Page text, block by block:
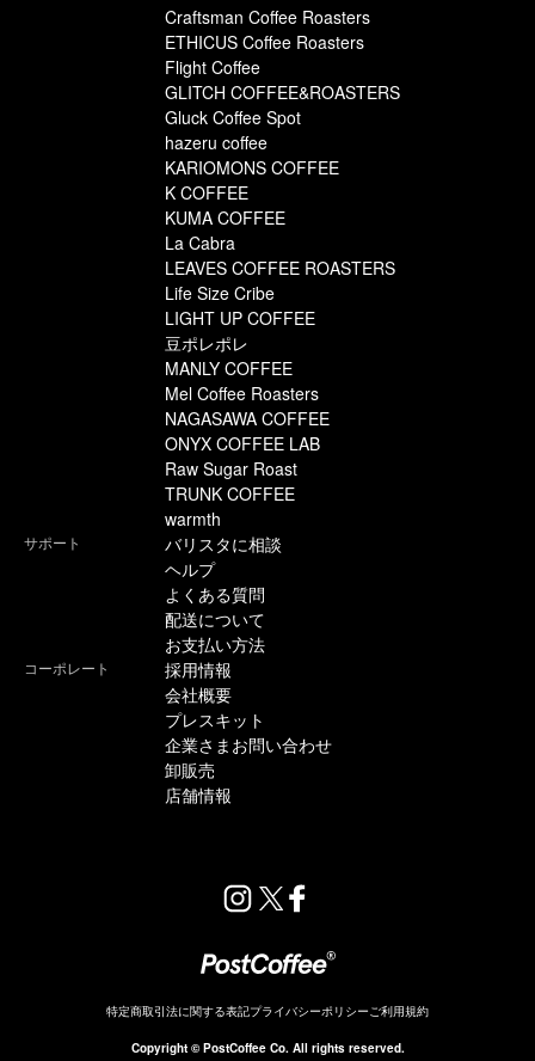
Craftsman Coffee Roasters
ETHICUS Coffee Roasters
Flight Coffee
GLITCH COFFEE&ROASTERS
Gluck Coffee Spot
hazeru coffee
KARIOMONS COFFEE
K COFFEE
KUMA COFFEE
La Cabra
LEAVES COFFEE ROASTERS
Life Size Cribe
LIGHT UP COFFEE
豆ポレポレ
MANLY COFFEE
Mel Coffee Roasters
NAGASAWA COFFEE
ONYX COFFEE LAB
Raw Sugar Roast
TRUNK COFFEE
warmth
サポート
バリスタに相談
ヘルプ
よくある質問
配送について
お支払い方法
コーポレート
採用情報
会社概要
プレスキット
企業さまお問い合わせ
卸販売
店舗情報
特定商取引法に関する表記プライバシーポリシーご利用規約
Copyright © PostCoffee Co. All rights reserved.
販売終了